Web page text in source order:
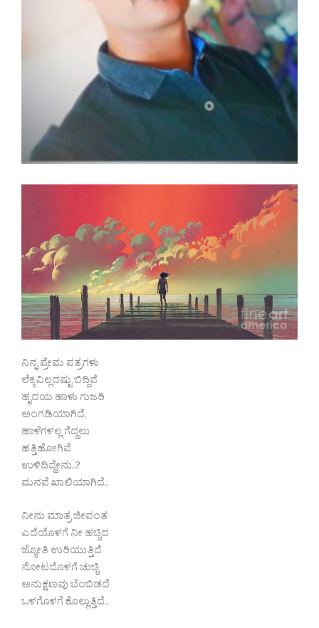
ನಿನ್ನ ಪ್ರೇಮ ಪತ್ರಗಳು
ಲೆಕ್ಕವಿಲ್ಲದಷ್ಟು ಬಿದ್ದಿವೆ
ಹೃದಯ ಹಾಳು ಗುಜರಿ
ಅಂಗಡಿಯಾಗಿದೆ,
ಹಾಳೆಗಳಲ್ಲ ಗೆದ್ದಲು
ಹತ್ತಿಹೋಗಿವೆ
ಉಳಿದಿದ್ದೇನು..?
ಮನವೆ ಖಾಲಿಯಾಗಿದೆ..
ನೀನು ಮಾತ್ರ ಜೀವಂತ
ಎದೆಯೊಳಗೆ ನೀ ಹಚ್ಚಿದ
ಜ್ಯೋತಿ ಉರಿಯುತ್ತಿದೆ
ನೋಟದೊಳಗೆ ಚುಚ್ಚಿ
ಅನುಕ್ಷಣವು ಬೆಂಬಿಡದೆ
ಒಳಗೊಳಗೆ ಕೊಲ್ಲುತ್ತಿದೆ..